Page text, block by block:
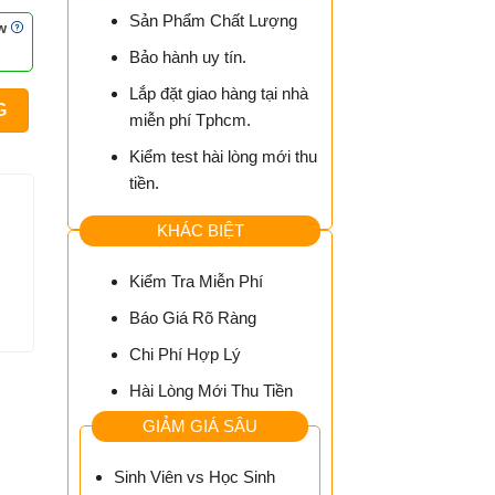
Sản Phẩm Chất Lượng
Bảo hành uy tín.
Lắp đặt giao hàng tại nhà
miễn phí Tphcm.
Kiểm test hài lòng mới thu
tiền.
KHÁC BIỆT
Kiểm Tra Miễn Phí
Báo Giá Rõ Ràng
Chi Phí Hợp Lý
Hài Lòng Mới Thu Tiền
GIẢM GIÁ SÂU
Sinh Viên vs Học Sinh